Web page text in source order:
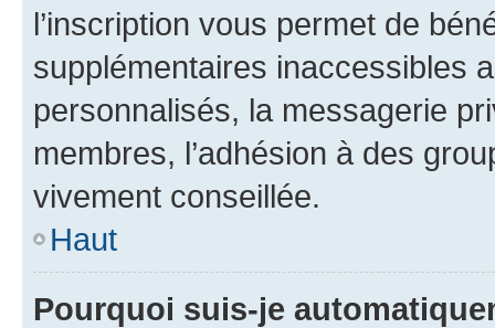
l’inscription vous permet de
supplémentaires inaccessibles
personnalisés, la messagerie
membres, l’adhésion à des
vivement conseillée.
Haut
Pourquoi suis-je